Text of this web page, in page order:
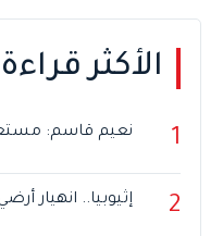
الأكثر قراءة
1 نعيم قاسم:
2 إثيوبيا.. انهيار أرضي